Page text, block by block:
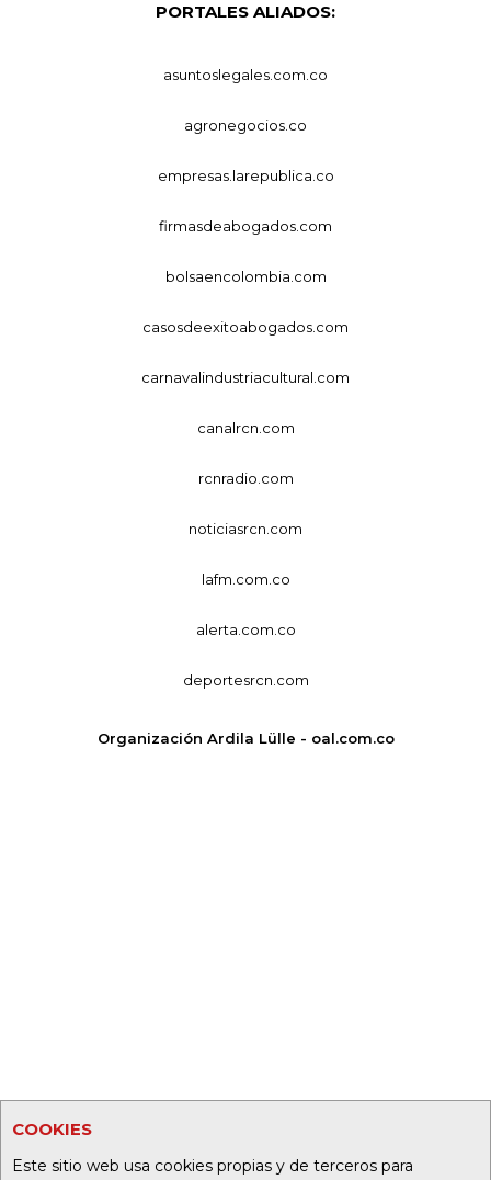
COOKIES
Este sitio web usa cookies propias y de terceros para
PORTALES ALIADOS:
asuntoslegales.com.co
agronegocios.co
empresas.larepublica.co
firmasdeabogados.com
bolsaencolombia.com
casosdeexitoabogados.com
carnavalindustriacultural.com
canalrcn.com
rcnradio.com
noticiasrcn.com
lafm.com.co
alerta.com.co
deportesrcn.com
Organización Ardila Lülle - oal.com.co